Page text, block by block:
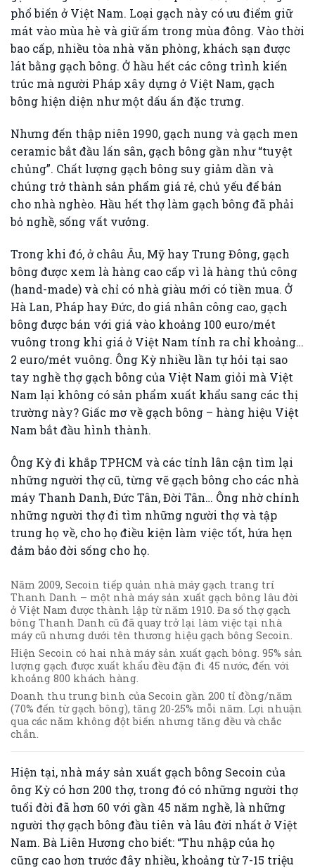
phổ biến ở Việt Nam. Loại gạch này có ưu điểm giữ
mát vào mùa hè và giữ ấm trong mùa đông. Vào thời
bao cấp, nhiều tòa nhà văn phòng, khách sạn được
lát bằng gạch bông. Ở hầu hết các công trình kiến
trúc mà người Pháp xây dựng ở Việt Nam, gạch
bông hiện diện như một dấu ấn đặc trưng.
Nhưng đến thập niên 1990, gạch nung và gạch men
ceramic bắt đầu lấn sân, gạch bông gần như “tuyệt
chủng”. Chất lượng gạch bông suy giảm dần và
chúng trở thành sản phẩm giá rẻ, chủ yếu để bán
cho nhà nghèo. Hầu hết thợ làm gạch bông đã phải
bỏ nghề, sống vất vưởng.
Trong khi đó, ở châu Âu, Mỹ hay Trung Đông, gạch
bông được xem là hàng cao cấp vì là hàng thủ công
(hand-made) và chỉ có nhà giàu mới có tiền mua. Ở
Hà Lan, Pháp hay Đức, do giá nhân công cao, gạch
bông được bán với giá vào khoảng 100 euro/mét
vuông trong khi giá ở Việt Nam tính ra chỉ khoảng…
2 euro/mét vuông. Ông Kỳ nhiều lần tự hỏi tại sao
tay nghề thợ gạch bông của Việt Nam giỏi mà Việt
Nam lại không có sản phẩm xuất khẩu sang các thị
trường này? Giấc mơ về gạch bông – hàng hiệu Việt
Nam bắt đầu hình thành.
Ông Kỳ đi khắp TPHCM và các tỉnh lân cận tìm lại
những người thợ cũ, từng vẽ gạch bông cho các nhà
máy Thanh Danh, Đức Tân, Đời Tân… Ông nhờ chính
những người thợ đi tìm những người thợ và tập
trung họ về, cho họ điều kiện làm việc tốt, hứa hẹn
đảm bảo đời sống cho họ.
Năm 2009, Secoin tiếp quản nhà máy gạch trang trí
Thanh Danh – một nhà máy sản xuất gạch bông lâu đời
ở Việt Nam được thành lập từ năm 1910. Đa số thợ gạch
bông Thanh Danh cũ đã quay trở lại làm việc tại nhà
máy cũ nhưng dưới tên thương hiệu gạch bông Secoin.
Hiện Secoin có hai nhà máy sản xuất gạch bông. 95% sản
lượng gạch được xuất khẩu đều đặn đi 45 nước, đến với
khoảng 800 khách hàng.
Doanh thu trung bình của Secoin gần 200 tỉ đồng/năm
(70% đến từ gạch bông), tăng 20-25% mỗi năm. Lợi nhuận
qua các năm không đột biến nhưng tăng đều và chắc
chắn.
Hiện tại, nhà máy sản xuất gạch bông Secoin của
ông Kỳ có hơn 200 thợ, trong đó có những người thợ
tuổi đời đã hơn 60 với gần 45 năm nghề, là những
người thợ gạch bông đầu tiên và lâu đời nhất ở Việt
Nam. Bà Liên Hương cho biết: “Thu nhập của họ
cũng cao hơn trước đây nhiều, khoảng từ 7-15 triệu